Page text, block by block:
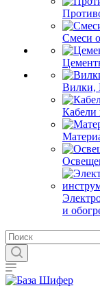
Смеси
Вилки,
Кабели
и